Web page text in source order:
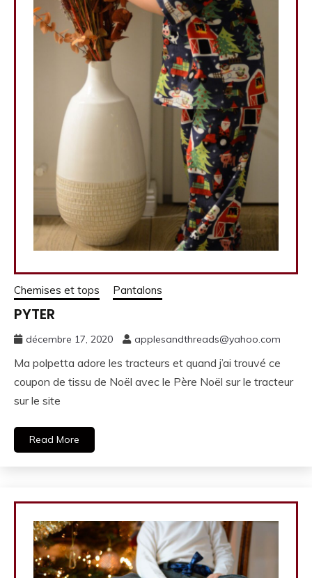
Chemises et tops Pantalons
PYTER
décembre 17, 2020 applesandthreads@yahoo.com
Ma polpetta adore les tracteurs et quand j’ai trouvé ce
coupon de tissu de Noël avec le Père Noël sur le tracteur
sur le site
Read More